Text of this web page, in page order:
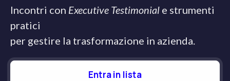
Incontri con Executive Testimonial e strumenti
pratici
per gestire la trasformazione in azienda.
Entra in lista